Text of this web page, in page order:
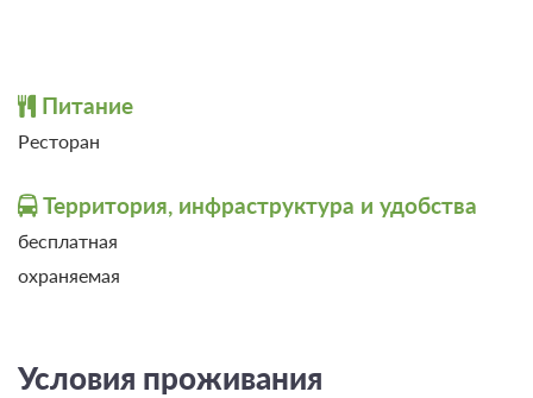
Люкс 2-комнатный люкс
48м 2
Питание
Ресторан
Территория, инфраструктура и удобства
бесплатная
охраняемая
Условия проживания